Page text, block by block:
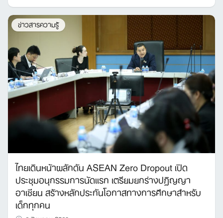
Search
for:
ข่าวสารความรู้
ไทยเดินหน้าผลักดัน ASEAN Zero Dropout เปิด
ประชุมอนุกรรมการนัดแรก เตรียมยกร่างปฏิญญา
อาเซียน สร้างหลักประกันโอกาสทางการศึกษาสำหรับ
เด็กทุกคน